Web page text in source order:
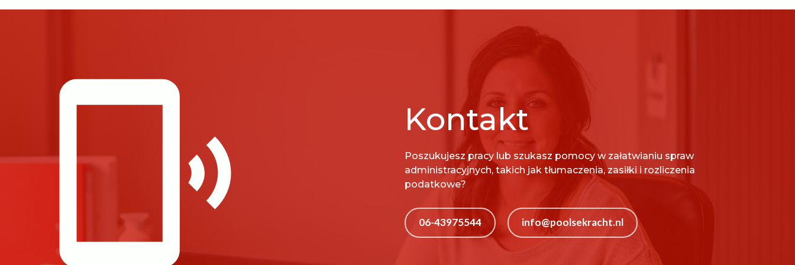
Kontakt
Poszukujesz pracy lub szukasz pomocy w załatwianiu spraw
administracyjnych, takich jak tłumaczenia, zasiłki i rozliczenia
podatkowe?
06-43975544 info@poolsekracht.nl